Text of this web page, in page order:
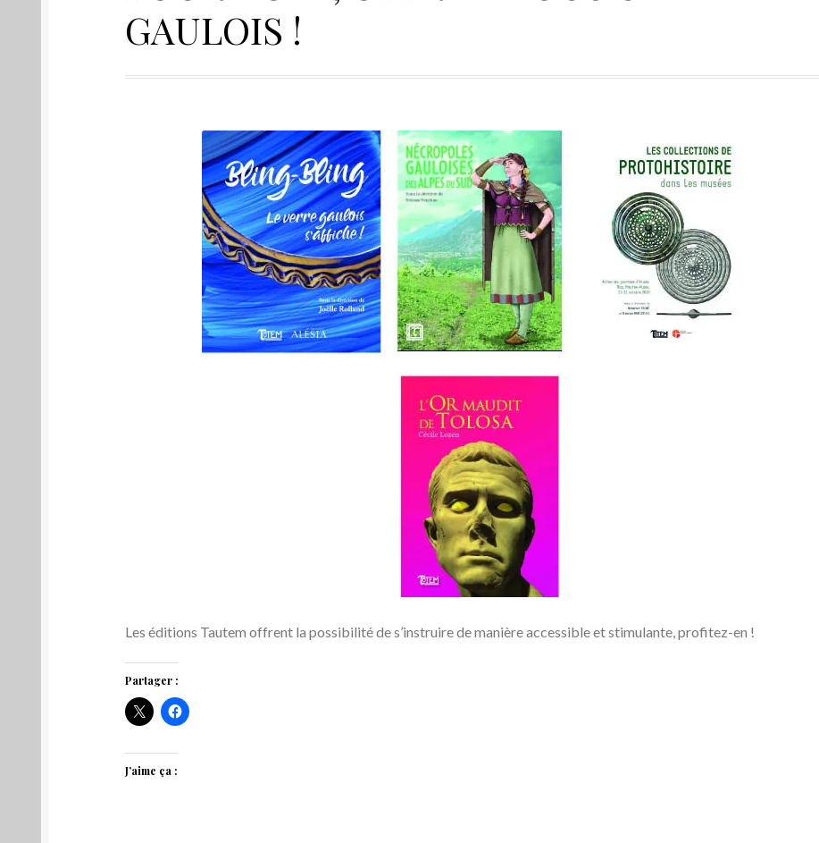
GAULOIS !
Les éditions Tautem offrent la possibilité de s’instruire de manière accessible et stimulante, profitez-en !
Partager :
J’aime ça :